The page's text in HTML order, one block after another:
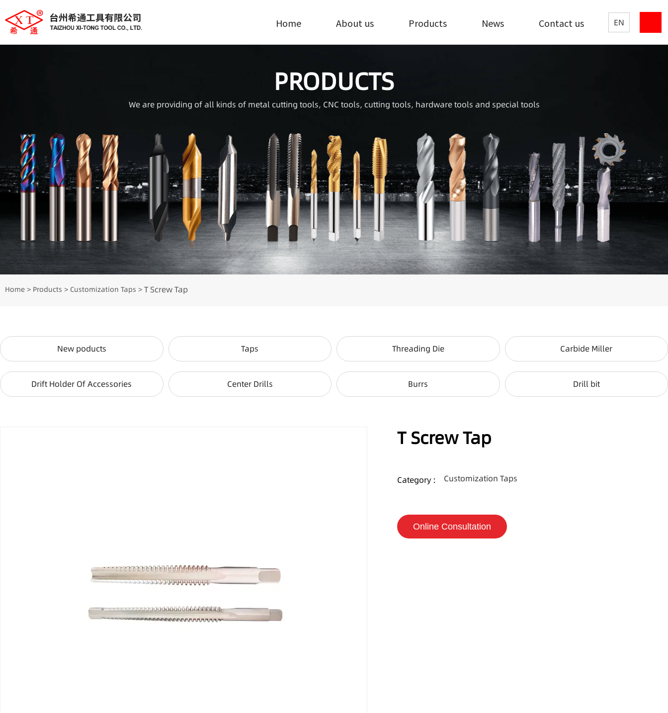
Home About us Products News Contact us EN
PRODUCTS
We are providing of all kinds of metal cutting tools, CNC tools, cutting tools, hardware tools and special tools
Home > Products > Customization Taps > T Screw Tap
New poducts Taps Threading Die Carbide Miller
Drift Holder Of Accessories Center Drills Burrs Drill bit
T Screw Tap
Category : Customization Taps
Online Consultation